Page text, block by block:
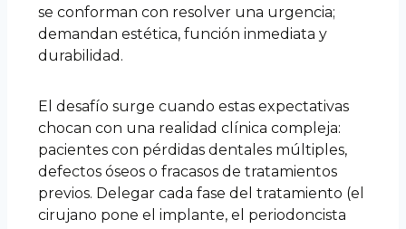
se conforman con resolver una urgencia;
demandan estética, función inmediata y
durabilidad.
El desafío surge cuando estas expectativas
chocan con una realidad clínica compleja:
pacientes con pérdidas dentales múltiples,
defectos óseos o fracasos de tratamientos
previos. Delegar cada fase del tratamiento (el
cirujano pone el implante, el periodoncista